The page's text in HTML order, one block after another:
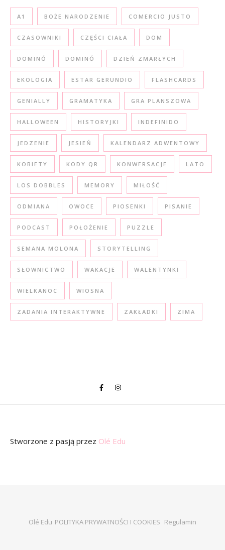
A1 BOŻE NARODZENIE COMERCIO JUSTO
CZASOWNIKI CZĘŚCI CIAŁA DOM
DOMINÓ DOMINÓ DZIEŃ ZMARŁYCH
EKOLOGIA ESTAR GERUNDIO FLASHCARDS
GENIALLY GRAMATYKA GRA PLANSZOWA
HALLOWEEN HISTORYJKI INDEFINIDO
JEDZENIE JESIEŃ KALENDARZ ADWENTOWY
KOBIETY KODY QR KONWERSACJE LATO
LOS DOBBLES MEMORY MIŁOŚĆ
ODMIANA OWOCE PIOSENKI PISANIE
PODCAST POŁOŻENIE PUZZLE
SEMANA MOLONA STORYTELLING
SŁOWNICTWO WAKACJE WALENTYNKI
WIELKANOC WIOSNA
ZADANIA INTERAKTYWNE ZAKŁADKI ZIMA
Stworzone z pasją przez Olé Edu
Olé Edu POLITYKA PRYWATNOŚCI I COOKIES Regulamin